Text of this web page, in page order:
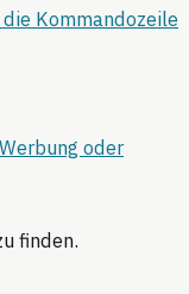
Kommandozeile
oder
finden.